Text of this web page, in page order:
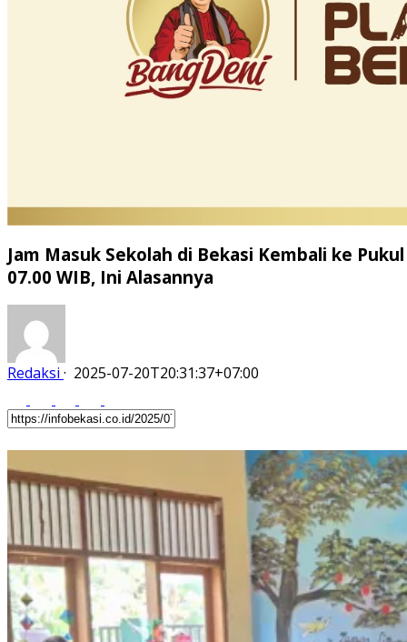
Jam Masuk Sekolah di Bekasi Kembali ke Pukul
07.00 WIB, Ini Alasannya
Redaksi · 2025-07-20T20:31:37+07:00